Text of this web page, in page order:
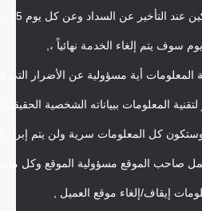
التأخير عن السداد وعن كل يوم 15 دولار ,,
المعلومات أية مسؤولية عن الأضرار التي
المعلومات ببياناته الشخصية
كل المعلومات سرية ولن يتم إبراز
صاحب الموقع مسؤولية الموقع وكل ما
إيقاف/إلغاء موقع العميل ,